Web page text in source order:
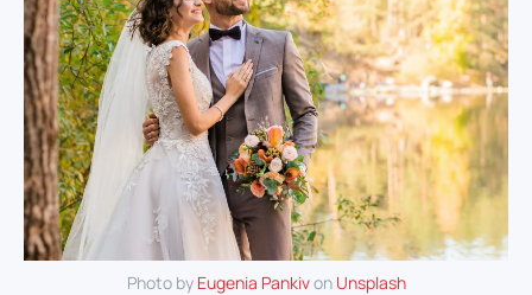
Photo by Eugenia Pankivon Unsplash